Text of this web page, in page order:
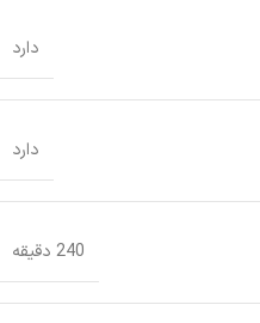
دارد
دارد
240 دقیقه